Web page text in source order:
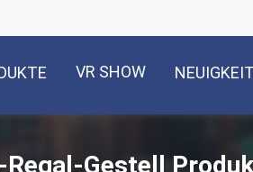
VR SHOW
Regal-Gestell